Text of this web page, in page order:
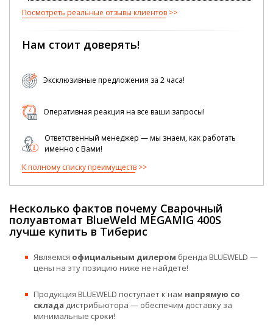
Посмотреть реальные отзывы клиентов
Нам стоит доверять!
Эксклюзивные предложения за 2 часа!
Оперативная реакция на все ваши запросы!
Ответственный менеджер — мы знаем, как работать
именно с Вами!
К полному списку преимуществ
Несколько фактов почему Сварочный
полуавтомат BlueWeld MEGAMIG 400S
лучше купить в Тиберис
Являемся официальным дилером бренда BLUEWELD —
цены на эту позицию ниже не найдете!
Продукция BLUEWELD поступает к нам напрямую со
склада дистрибьютора — обеспечим доставку за
минимальные сроки!